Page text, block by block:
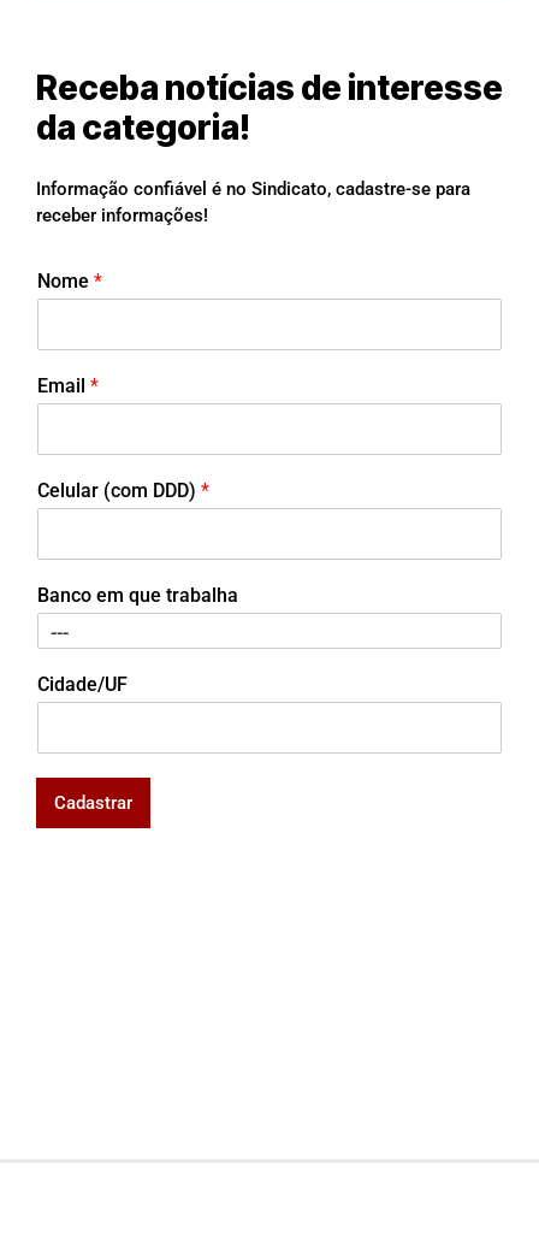
Receba notícias de interesse
da categoria!
Informação confiável é no Sindicato, cadastre-se para
receber informações!
Nome *
Email *
Celular (com DDD) *
Banco em que trabalha
Cidade/UF
Cadastrar